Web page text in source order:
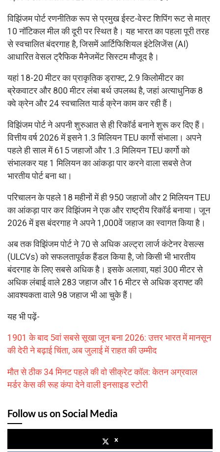
विझिंजम पोर्ट रणनीतिक रूप से प्रमुख ईस्ट-वेस्ट शिपिंग रूट से मात्र
10 नॉटिकल मील की दूरी पर स्थित है। यह भारत का पहला पूरी तरह
से स्वचालित बंदरगाह है, जिसमें आर्टिफिशियल इंटेलिजेंस (AI)
आधारित वेसल ट्रैफिक मैनेजमेंट सिस्टम मौजूद है।
यहां 18-20 मीटर का प्राकृतिक ड्राफ्ट, 2.9 किलोमीटर का
ब्रेकवाटर और 800 मीटर लंबा बर्थ उपलब्ध है, जहां अत्याधुनिक 8
क्वे क्रेन और 24 स्वचालित यार्ड क्रेन काम कर रही हैं।
विझिंजम पोर्ट ने अपनी शुरुआत से ही रिकॉर्ड बनाने शुरू कर दिए हैं।
वित्तीय वर्ष 2026 में इसने 1.3 मिलियन TEU कार्गो संभाला। अपने
पहले ही साल में 615 जहाजों और 1.3 मिलियन TEU कार्गो को
संभालकर यह 1 मिलियन का आंकड़ा पार करने वाला सबसे तेज
भारतीय पोर्ट बना था।
परिचालन के पहले 18 महीनों में ही 950 जहाजों और 2 मिलियन TEU
का आंकड़ा पार कर विझिंजम ने एक और राष्ट्रीय रिकॉर्ड बनाया। जून
2026 में इस बंदरगाह ने अपने 1,000वें जहाज का स्वागत किया है।
अब तक विझिंजम पोर्ट ने 70 से अधिक अल्ट्रा लार्ज कंटेनर वेसल्स
(ULCVs) को सफलतापूर्वक हैंडल किया है, जो किसी भी भारतीय
बंदरगाह के लिए सबसे अधिक है। इसके अलावा, यहां 300 मीटर से
अधिक लंबाई वाले 283 जहाज और 16 मीटर से अधिक ड्राफ्ट की
आवश्यकता वाले 98 जहाज भी आ चुके हैं।
यह भी पढ़ें-
1901 के बाद 5वां सबसे सूखा जून बना 2026: उत्तर भारत में मानसून
की देरी ने बढ़ाई चिंता, अब जुलाई में राहत की उम्मीद
मौत से ठीक 34 मिनट पहले की वो सीक्रेट कॉल: केतन अग्रवाल
मर्डर केस की रूह कंपा देने वाली इनसाइड स्टोरी
Follow us on Social Media
x